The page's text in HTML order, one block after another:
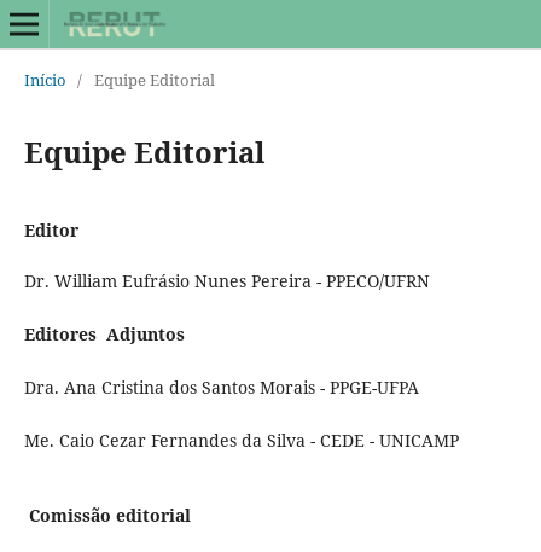
Início / Equipe Editorial
Equipe Editorial
Editor
Dr. William Eufrásio Nunes Pereira - PPECO/UFRN
Editores Adjuntos
Dra. Ana Cristina dos Santos Morais - PPGE-UFPA
Me. Caio Cezar Fernandes da Silva - CEDE - UNICAMP
Comissão editorial